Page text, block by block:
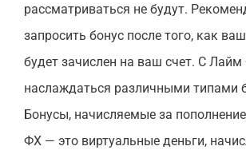
рассматриваться не будут.
запросить бонус после того, как
будет зачислен на ваш счет. С
наслаждаться различными типами
Бонусы, начисляемые за
ФХ — это виртуальные деньги,